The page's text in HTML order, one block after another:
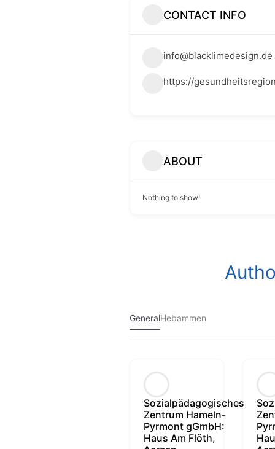
CONTACT INFO
info@blacklimedesign.de
https://
ABOUT
Nothing to show!
GeneralHebammen
Sozialpädagogisches
Zentrum Hameln-
Pyrmont gGmbH:
Haus Am Flöth,